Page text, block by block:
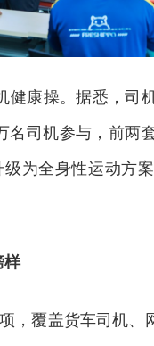
健康操。据悉，司
名司机参与，前两
为全身性运动方
样
，覆盖货车司机